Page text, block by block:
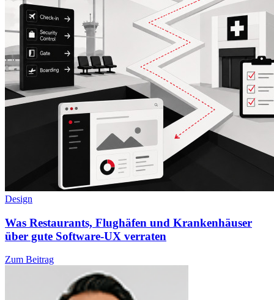
Design
Was Restaurants, Flughäfen und Krankenhäuser
über gute Software-UX verraten
Zum Beitrag